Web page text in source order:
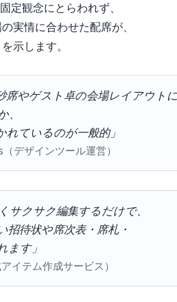
観念にとらわれず、
実情に合わせた配席が、
示します。
席やゲスト卓の会場レイアウト
、
れているのが一般的」
デザインツール運営）
サクサク編集するだけで、
招待状や席次表・席札・
ます」
イテム作成サービス）